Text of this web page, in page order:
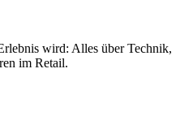
wird: Alles über Technik,
im Retail.